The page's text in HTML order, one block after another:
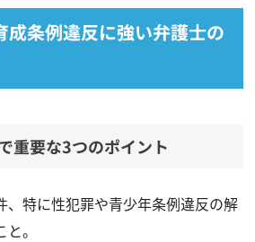
成条例違反に強い弁護士の
重要な3つのポイント
、特に性犯罪や青少年条例違反の解
。